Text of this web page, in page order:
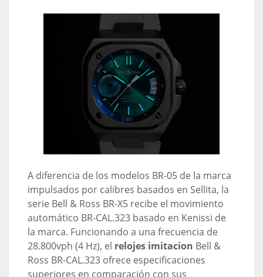
A diferencia de los modelos BR-05 de la marca
impulsados ​​por calibres basados ​​en Sellita, la
serie Bell & Ross BR-X5 recibe el movimiento
automático BR-CAL.323 basado en Kenissi de
la marca. Funcionando a una frecuencia de
28.800vph (4 Hz), el relojes imitacion Bell &
Ross BR-CAL.323 ofrece especificaciones
superiores en comparación con sus